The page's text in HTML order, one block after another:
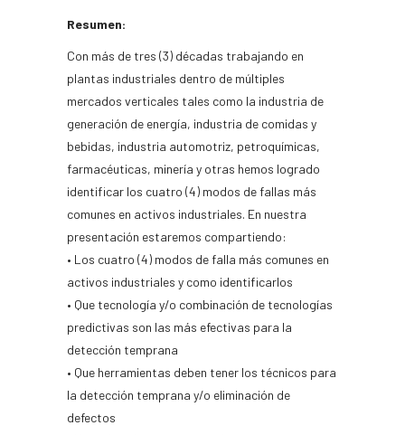
Resumen:
Con más de tres (3) décadas trabajando en
plantas industriales dentro de múltiples
mercados verticales tales como la industria de
generación de energía, industria de comidas y
bebidas, industria automotriz, petroquímicas,
farmacéuticas, minería y otras hemos logrado
identificar los cuatro (4) modos de fallas más
comunes en activos industriales. En nuestra
presentación estaremos compartiendo:
• Los cuatro (4) modos de falla más comunes en
activos industriales y como identificarlos
• Que tecnología y/o combinación de tecnologías
predictivas son las más efectivas para la
detección temprana
• Que herramientas deben tener los técnicos para
la detección temprana y/o eliminación de
defectos